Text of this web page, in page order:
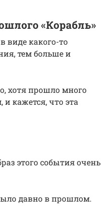
«Корабль»
виде какого-то
тем больше и
хотя прошло много
кажется, что эта
этого события очень
давно в прошлом.